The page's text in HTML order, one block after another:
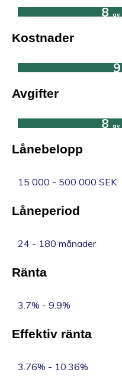
8av
Kostnader
Avgifter
8av
Lånebelopp
15 000 - 500 000 SEK
Låneperiod
24 - 180 månader
Ränta
3.7% - 9.9%
Effektiv ränta
3.76% - 10.36%